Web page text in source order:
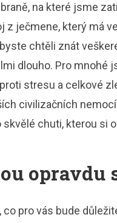
na které jsme
z ječmene, který má
chtěli znát
dlouho. Pro mnohé
stresu a celkové
civilizačních
chuti, kterou si
opravdu
co pro vás bude